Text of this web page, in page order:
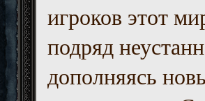
игроков этот
подряд
дополняясь